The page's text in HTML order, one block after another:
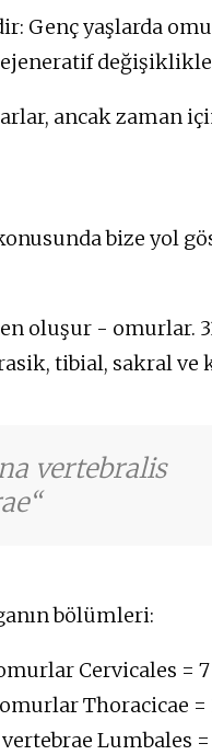
Genç yaşlarda
ancak zaman
bize yol
oluşur - omurlar.
tibial, sakral ve
vertebralis
bölümleri:
Cervicales = 7 -
Thoracicae =
Lumbales =